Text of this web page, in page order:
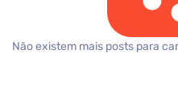
Não existem mais posts para